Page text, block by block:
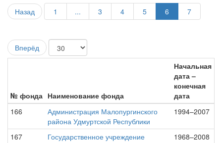
Назад 1 ... 3 4 5 6 7
Вперёд
№ фонда Наименование фонда
Начальная
дата –
конечная
дата
166
Администрация Малопургинского
района Удмуртской Республики
1994–2007
167
Государственное учреждение
1968–2008